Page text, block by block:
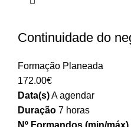
Continuidade do
Formação Planeada
172.00€
Data(s)A agendar
Duração 7 horas